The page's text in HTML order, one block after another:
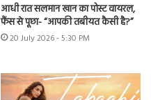
आधी रात सलमान खान का पोस्ट वायरल,
फैंस से पूछा- “आपकी तबीयत कैसी है?”
20 July 2026 - 5:30 PM